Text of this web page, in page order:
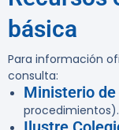
básica
Para información
consulta:
Ministerio
procedimientos).